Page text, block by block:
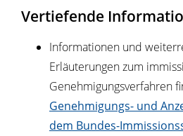
Vertiefende
Informationen und
Erläuterungen zum
Genehmigungsverfahren
Genehmigungs- und
dem Bundes-